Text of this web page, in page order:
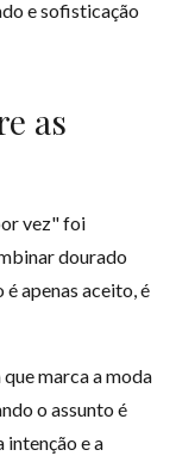
e sofisticação
as
vez" foi
dourado
apenas aceito, é
marca a moda
o assunto é
intenção e a